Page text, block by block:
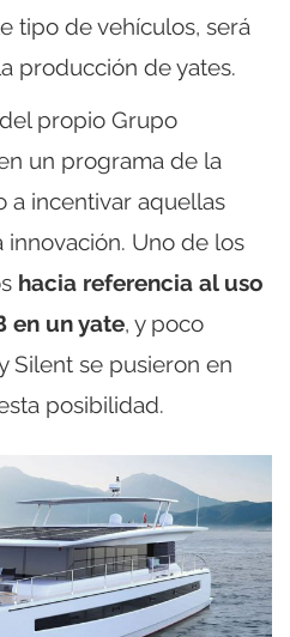
tipo de vehículos, será
producción de yates.
propio Grupo
un programa de la
a incentivar aquellas
Uno de los
hacia referencia al uso
en un yate, y poco
Silent se pusieron en
posibilidad.